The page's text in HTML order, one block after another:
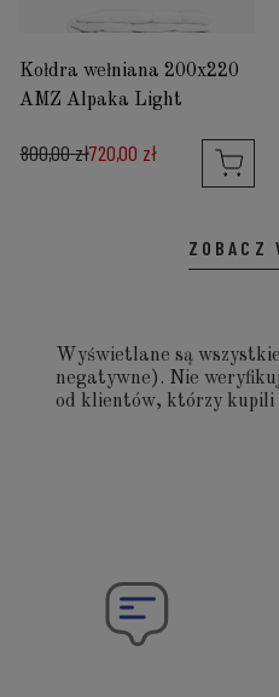
Kołdra wełniana 200x220
AMZ Alpaka Light
800,00 zł720,00 zł
ZOBACZ
Wyświetlane są
negatywne). Nie
od klientów, którzy kupili